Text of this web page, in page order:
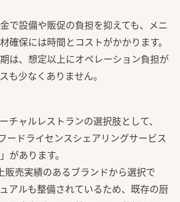
で設備や販促の負担を抑えても、メニ
確保には時間とコストがかかります。
は、想定以上にオペレーション負担が
も少なくありません。
チャルレストランの選択肢として、
ードライセンスシェアリングサービス
があります。
販売実績のあるブランドから選択で
アルも整備されているため、既存の厨